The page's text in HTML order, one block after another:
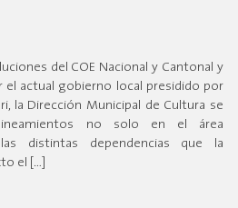
del COE Nacional y Cantonal y
el actual gobierno local presidido por
la Dirección Municipal de Cultura se
no solo en el área
distintas dependencias que la
el […]